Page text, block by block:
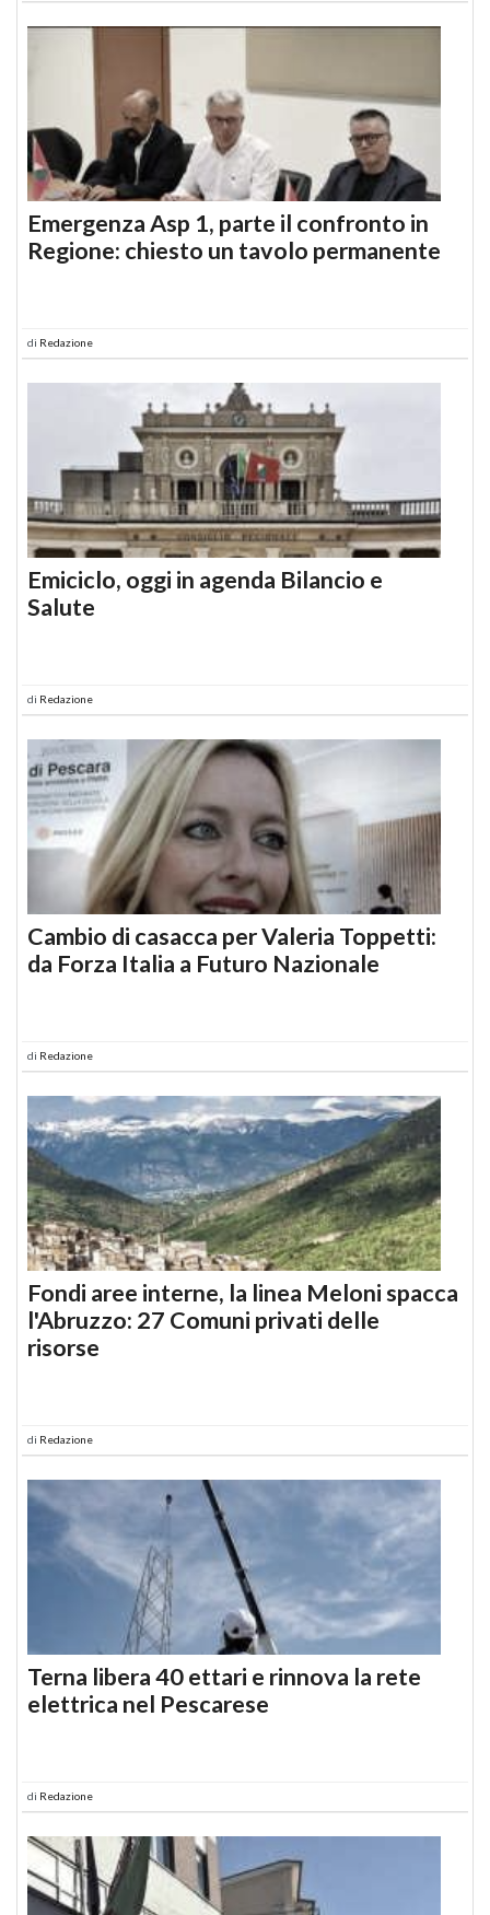
Emergenza Asp 1, parte il confronto in
Regione: chiesto un tavolo permanente
di Redazione
Emiciclo, oggi in agenda Bilancio e
Salute
di Redazione
Cambio di casacca per Valeria Toppetti:
da Forza Italia a Futuro Nazionale
di Redazione
Fondi aree interne, la linea Meloni spacca
l'Abruzzo: 27 Comuni privati delle
risorse
di Redazione
Terna libera 40 ettari e rinnova la rete
elettrica nel Pescarese
di Redazione